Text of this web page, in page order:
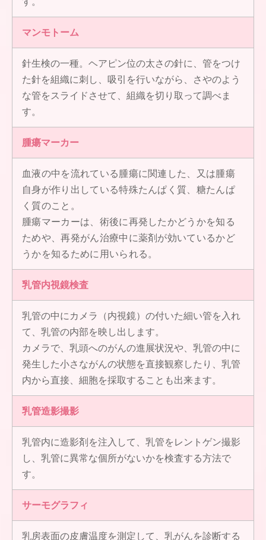
マンモトーム
針生検の一種。ヘアピン位の太さの針に、管をつけ
た針を組織に刺し、吸引を行いながら、さやのよう
な管をスライドさせて、組織を切り取って調べま
す。
腫瘍マーカー
血液の中を流れている腫瘍に関連した、又は腫瘍
自身が作り出している特殊たんぱく質、糖たんぱ
く質のこと。
腫瘍マーカーは、術後に再発したかどうかを知る
ためや、再発がん治療中に薬剤が効いているかど
うかを知るために用いられる。
乳管内視鏡検査
乳管の中にカメラ（内視鏡）の付いた細い管を入れ
て、乳管の内部を映し出します。
カメラで、乳頭へのがんの進展状況や、乳管の中に
発生した小さながんの状態を直接観察したり、乳管
内から直接、細胞を採取することも出来ます。
乳管造影撮影
乳管内に造影剤を注入して、乳管をレントゲン撮影
し、乳管に異常な個所がないかを検査する方法で
す。
サーモグラフィ
乳房表面の皮膚温度を測定して、乳がんを診断する